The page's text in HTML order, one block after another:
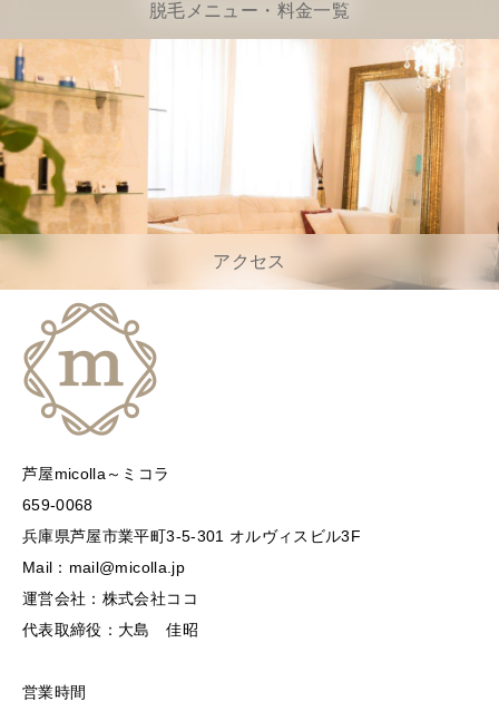
脱毛メニュー・料金一覧
アクセス
芦屋micolla～ミコラ
659-0068
兵庫県芦屋市業平町3-5-301 オルヴィスビル3F
Mail：mail@micolla.jp
運営会社：株式会社ココ
代表取締役：大島 佳昭
営業時間